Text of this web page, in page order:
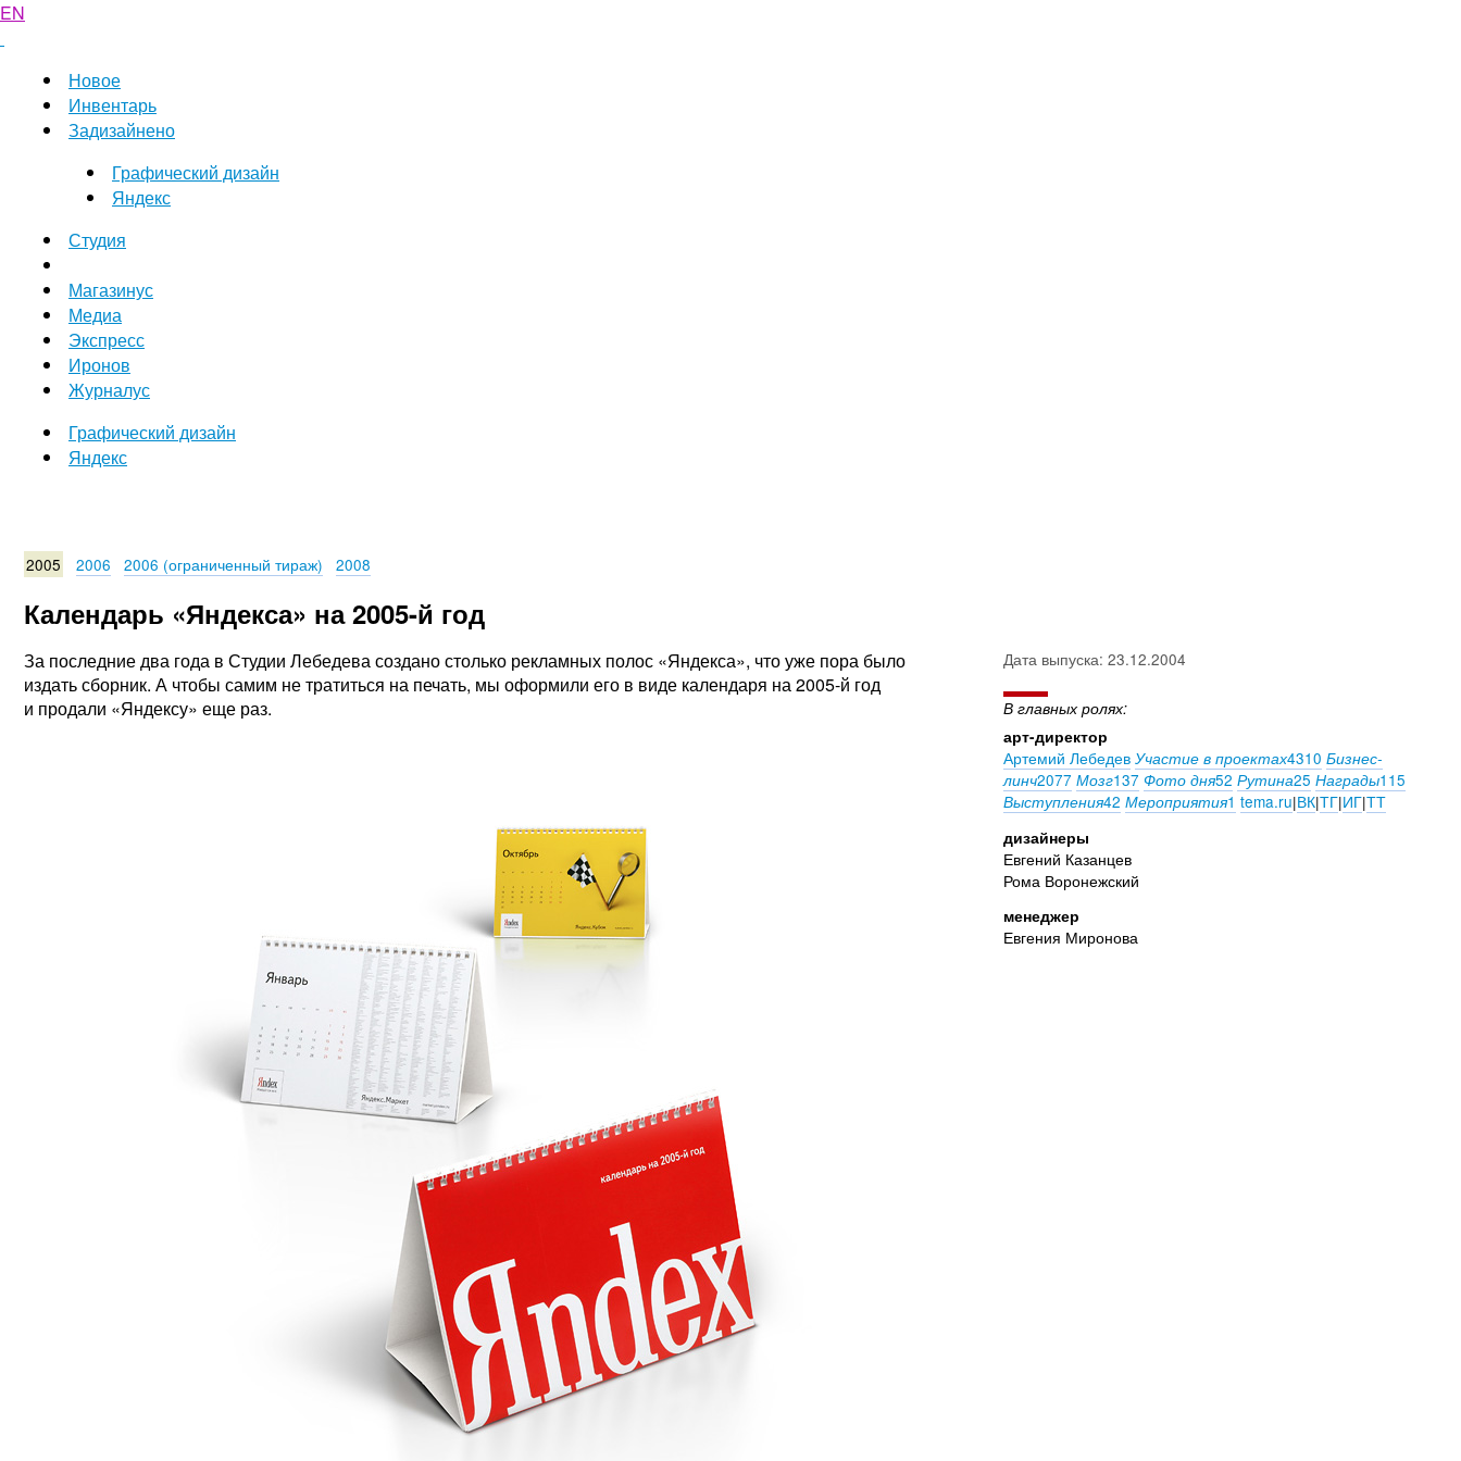
EN
Новое
Инвентарь
Задизайнено
Графический дизайн
Яндекс
Студия
Магазинус
Медиа
Экспресс
Иронов
Журналус
Графический дизайн
Яндекс
2005 2006 2006 (ограниченный тираж) 2008
Календарь «Яндекса» на 2005-й год
За последние два года в Студии Лебедева создано столько рекламных полос «Яндекса», что уже пора было
издать сборник. А чтобы самим не тратиться на печать, мы оформили его в виде календаря на 2005-й год
и продали «Яндексу» еще раз.
Дата выпуска: 23.12.2004
В главных ролях:
арт-директор
Артемий Лебедев Участие в проектах4310 Бизнес-
линч2077 Мозг137 Фото дня52 Рутина25 Награды115
Выступления42 Мероприятия1 tema.ru|ВК|ТГ|ИГ|ТТ
дизайнеры
Евгений Казанцев
Рома Воронежский
менеджер
Евгения Миронова